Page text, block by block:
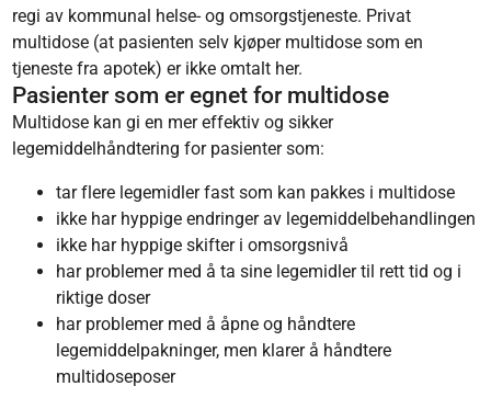
regi av kommunal helse- og omsorgstjeneste. Privat
multidose (at pasienten selv kjøper multidose som en
tjeneste fra apotek) er ikke omtalt her.
Pasienter som er egnet for multidose
Multidose kan gi en mer effektiv og sikker
legemiddelhåndtering for pasienter som:
tar flere legemidler fast som kan pakkes i multidose
ikke har hyppige endringer av legemiddelbehandlingen
ikke har hyppige skifter i omsorgsnivå
har problemer med å ta sine legemidler til rett tid og i
riktige doser
har problemer med å åpne og håndtere
legemiddelpakninger, men klarer å håndtere
multidoseposer